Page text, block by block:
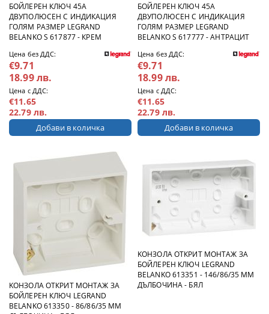
БОЙЛЕРЕН КЛЮЧ 45А
ДВУПОЛЮСЕН С ИНДИКАЦИЯ
ГОЛЯМ РАЗМЕР LEGRAND
BELANKO S 617877 - КРЕМ
Цена без ДДС:
€9.71
18.99 лв.
Цена с ДДС:
€11.65
22.79 лв.
БОЙЛЕРЕН КЛЮЧ 45А
ДВУПОЛЮСЕН С ИНДИКАЦИЯ
ГОЛЯМ РАЗМЕР LEGRAND
BELANKO S 617777 - АНТРАЦИТ
Цена без ДДС:
€9.71
18.99 лв.
Цена с ДДС:
€11.65
22.79 лв.
KОНЗОЛА ОТКРИТ МОНТАЖ ЗА
БОЙЛЕРЕН КЛЮЧ LEGRAND
BELANKO 613350 - 86/86/35 ММ
KОНЗОЛА ОТКРИТ МОНТАЖ ЗА
БОЙЛЕРЕН КЛЮЧ LEGRAND
BELANKO 613351 - 146/86/35 ММ
ДЪЛБОЧИНА - БЯЛ